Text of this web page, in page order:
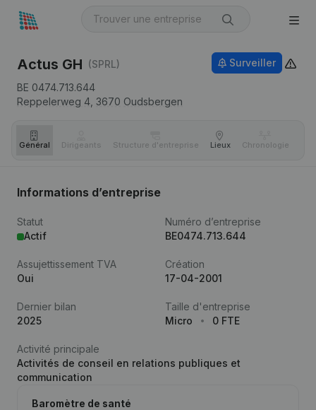
Actus GH (SPRL)
BE 0474.713.644
Reppelerweg 4, 3670 Oudsbergen
Surveiller
Général Dirigeants Structure d'entreprise Lieux Chronologie
Informations d’entreprise
Statut
Actif
Numéro d’entreprise
BE0474.713.644
Assujettissement TVA
Oui
Création
17-04-2001
Dernier bilan
2025
Taille d'entreprise
Micro
0 FTE
Activité principale
Activités de conseil en relations publiques et
communication
Baromètre de santé